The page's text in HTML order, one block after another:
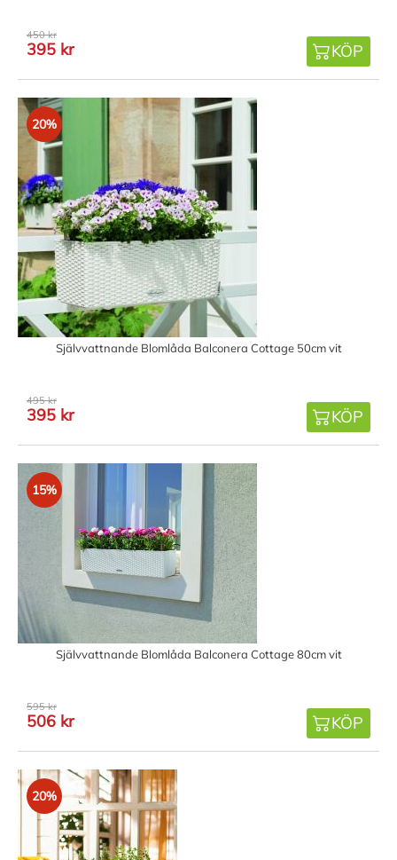
450 kr
395 kr KÖP
20%
Självvattnande Blomlåda Balconera Cottage 50cm vit
495 kr
395 kr KÖP
15%
Självvattnande Blomlåda Balconera Cottage 80cm vit
595 kr
506 kr KÖP
20%